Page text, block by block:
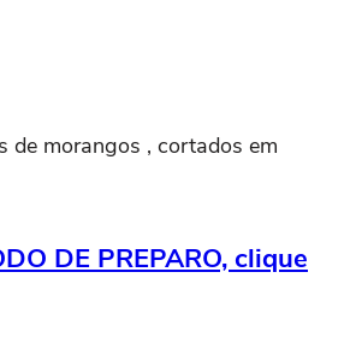
de morangos , cortados em
DE PREPARO, clique